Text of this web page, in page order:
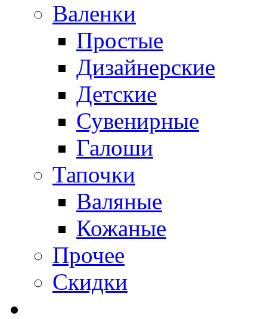
Валенки
Простые
Дизайнерские
Детские
Сувенирные
Галоши
Тапочки
Валяные
Кожаные
Прочее
Скидки